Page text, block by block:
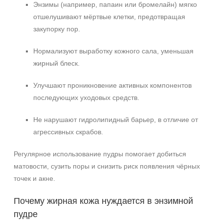
Объём
50 мл
Ингредиенты
Алоэ
Показать еще
Ежедневный
Процедура
Пилинг
Энзимы (например, папаин или бромелайн) мягко
отшелушивают мёртвые клетки, предотвращая
закупорку пор.
Нормализуют выработку кожного сала, уменьшая
жирный блеск.
Улучшают проникновение активных компонентов
последующих уходовых средств.
Не нарушают гидролипидный барьер, в отличие от
агрессивных скрабов.
Регулярное использование пудры помогает добиться
матовости, сузить поры и снизить риск появления чёрных
точек и акне.
Почему жирная кожа нуждается в энзимной
пудре